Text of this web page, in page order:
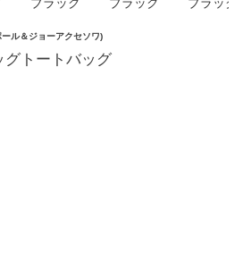
ル＆ジョーアクセソワ)
グトートバッグ